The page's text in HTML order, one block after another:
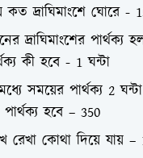
দ্রাঘিমাংশে ঘোরে -
দ্রাঘিমাংশের পার্থক্য
কী হবে - 1 ঘন্টা
সময়ের পার্থক্য 2
পার্থক্য হবে – 350
রেখা কোথা দিয়ে যায় –